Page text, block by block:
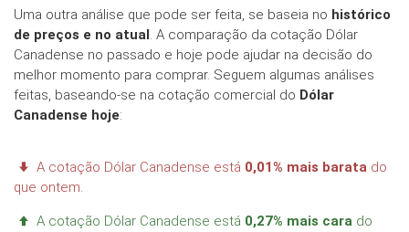
Uma outra análise que pode ser feita, se baseia no histórico
de preços e no atual. A comparação da cotação Dólar
Canadense no passado e hoje pode ajudar na decisão do
melhor momento para comprar. Seguem algumas análises
feitas, baseando-se na cotação comercial do Dólar
Canadense hoje:
A cotação Dólar Canadense está 0,01% mais barata do
que ontem.
A cotação Dólar Canadense está 0,27% mais cara do